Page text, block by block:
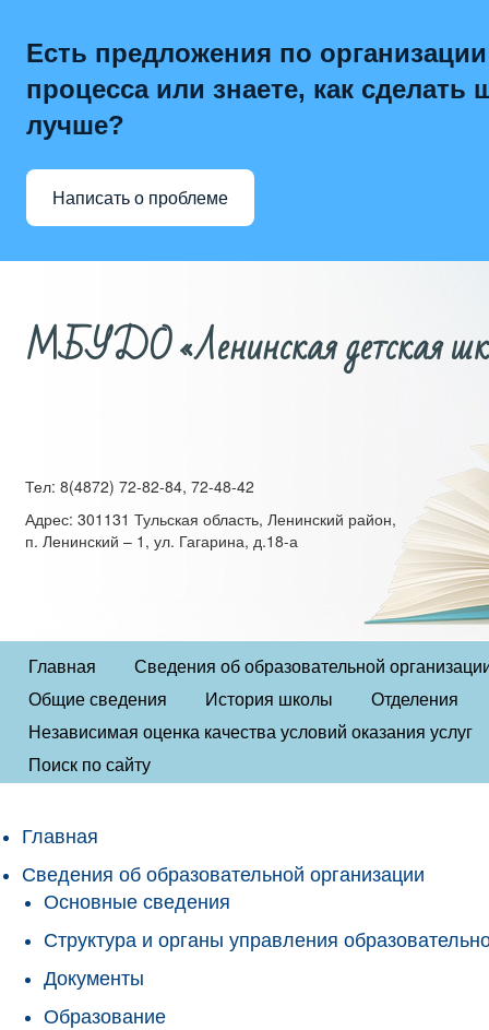
Есть предложения по
процесса или знаете, как сделать
лучше?
Написать о проблеме
МБУДО «Ленинская детская
Тел: 8(4872) 72-82-84, 72-48-42
Адрес: 301131 Тульская область, Ленинский район,
п. Ленинский – 1, ул. Гагарина, д.18-а
Главная
Сведения об образовательной
Общие сведения
История школы
Отделения
Независимая оценка качества условий оказания услуг
Поиск по сайту
Главная
Сведения об образовательной организации
Основные сведения
Структура и органы управления
Документы
Образование